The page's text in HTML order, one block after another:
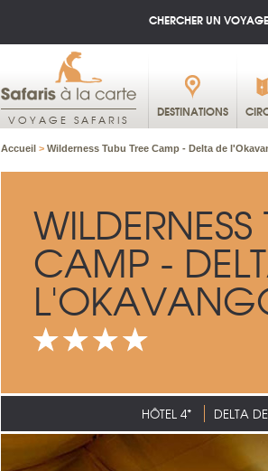
CHERCHER UN VOYAGE
VOYAGE SAFARIS DESTINATIONS
Accueil > Wilderness Tubu Tree Camp - Delta de
WILDERNESS
CAMP -
HÔTEL 4* DELTA